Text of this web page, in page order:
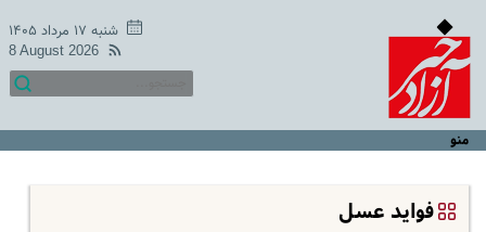
شنبه ۱۷ مرداد ۱۴۰۵
8 August 2026
منو
فواید عسل